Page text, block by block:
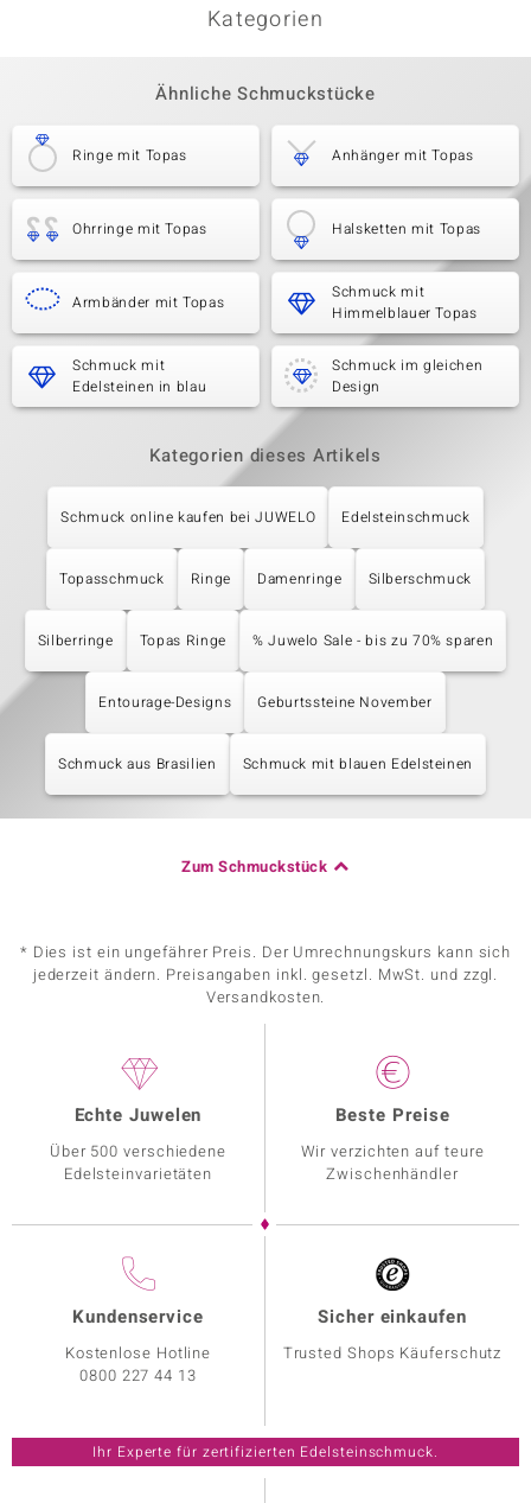
Kategorien
Ähnliche Schmuckstücke
Ringe mit Topas Anhänger mit Topas
Ohrringe mit Topas Halsketten mit Topas
Armbänder mit Topas
Schmuck mit
Himmelblauer Topas
Schmuck mit
Edelsteinen in blau
Schmuck im gleichen
Design
Kategorien dieses Artikels
Schmuck online kaufen bei JUWELO Edelsteinschmuck
Topasschmuck Ringe Damenringe Silberschmuck
Silberringe Topas Ringe % Juwelo Sale - bis zu 70% sparen
Entourage-Designs Geburtssteine November
Schmuck aus Brasilien Schmuck mit blauen Edelsteinen
Zum Schmuckstück
* Dies ist ein ungefährer Preis. Der Umrechnungskurs kann sich
jederzeit ändern. Preisangaben inkl. gesetzl. MwSt. und zzgl.
Versandkosten.
Echte Juwelen
Über 500 verschiedene
Edelsteinvarietäten
Beste Preise
Wir verzichten auf teure
Zwischenhändler
Kundenservice
Kostenlose Hotline
0800 227 44 13
Sicher einkaufen
Trusted Shops Käuferschutz
Ihr Experte für zertifizierten Edelsteinschmuck.